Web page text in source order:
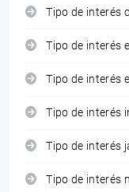
Tipo de interés
Tipo de interés
Tipo de interés
Tipo de interés
Tipo de interés
Tipo de interés